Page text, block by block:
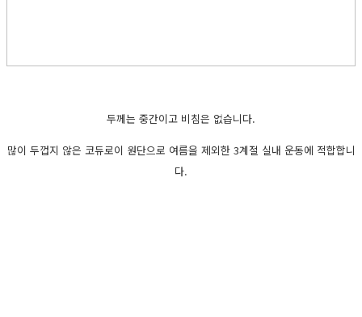
두께는 중간이고 비침은 없습니다.
많이 두껍지 않은 코듀로이 원단으로 여름을 제외한 3계절 실내 운동에 적합합니
다.